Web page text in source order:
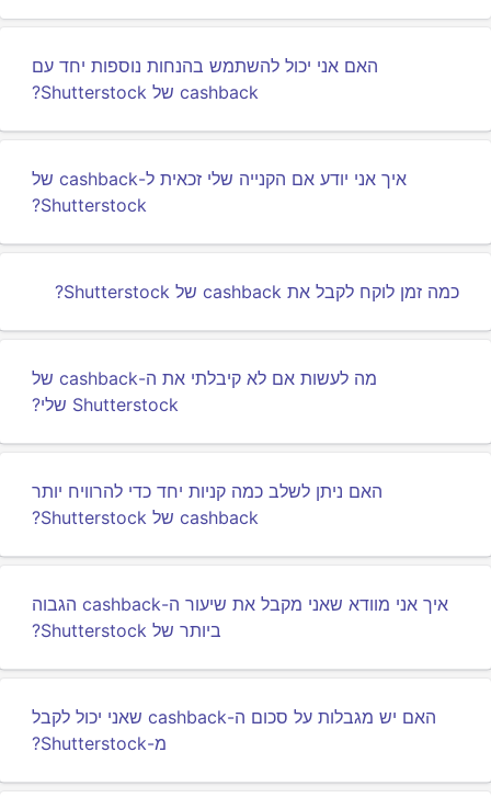
האם אני יכול להשתמש בהנחות נוספות יחד עם
cashback של Shutterstock?
איך אני יודע אם הקנייה שלי זכאית ל-cashback של
Shutterstock?
כמה זמן לוקח לקבל את cashback של Shutterstock?
מה לעשות אם לא קיבלתי את ה-cashback של
Shutterstock שלי?
האם ניתן לשלב כמה קניות יחד כדי להרוויח יותר
cashback של Shutterstock?
איך אני מוודא שאני מקבל את שיעור ה-cashback הגבוה
ביותר של Shutterstock?
האם יש מגבלות על סכום ה-cashback שאני יכול לקבל
מ-Shutterstock?